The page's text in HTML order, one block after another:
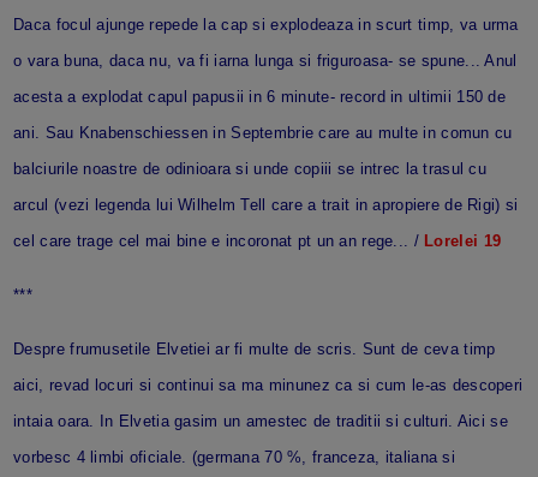
Daca focul ajunge repede la cap si explodeaza in scurt timp, va urma
o vara buna, daca nu, va fi iarna lunga si friguroasa- se spune... Anul
acesta a explodat capul papusii in 6 minute- record in ultimii 150 de
ani. Sau Knabenschiessen in Septembrie care au multe in comun cu
balciurile noastre de odinioara si unde copiii se intrec la trasul cu
arcul (vezi legenda lui Wilhelm Tell care a trait in apropiere de Rigi) si
cel care trage cel mai bine e incoronat pt un an rege... / Lorelei 19
***
Despre frumusetile Elvetiei ar fi multe de scris. Sunt de ceva timp
aici, revad locuri si continui sa ma minunez ca si cum le-as descoperi
intaia oara. In Elvetia gasim un amestec de traditii si culturi. Aici se
vorbesc 4 limbi oficiale. (germana 70 %, franceza, italiana si